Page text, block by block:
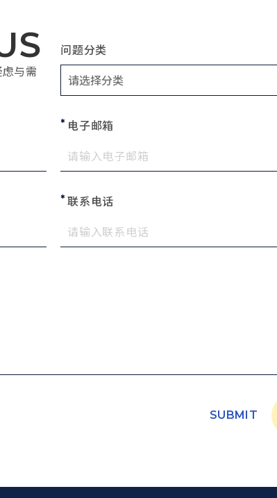
与需
问题分类
电子邮箱
联系电话
SUBMIT